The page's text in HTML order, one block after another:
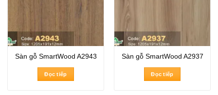
Sàn gỗ SmartWood A2943
Đọc tiếp
Sàn gỗ SmartWood A2937
Đọc tiếp